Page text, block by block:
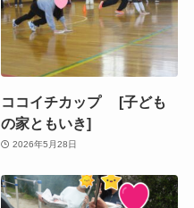
ココイチカップ [子ども
の家ともいき]
2026年5月28日